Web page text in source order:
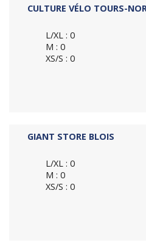
CULTURE VÉLO TOURS-
L/XL : 0
M : 0
XS/S : 0
GIANT STORE BLOIS
L/XL : 0
M : 0
XS/S : 0